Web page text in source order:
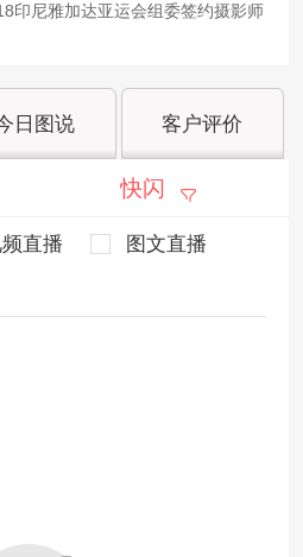
印尼雅加达亚运会组委签约摄影师
日图说 客户评价
快闪
直播
图文直播